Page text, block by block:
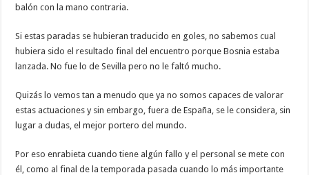
balón con la mano contraria.
Si estas paradas se hubieran traducido en goles, no sabemos cual
hubiera sido el resultado final del encuentro porque Bosnia estaba
lanzada. No fue lo de Sevilla pero no le faltó mucho.
Quizás lo vemos tan a menudo que ya no somos capaces de valorar
estas actuaciones y sin embargo, fuera de España, se le considera, sin
lugar a dudas, el mejor portero del mundo.
Por eso enrabieta cuando tiene algún fallo y el personal se mete con
él, como al final de la temporada pasada cuando lo más importante